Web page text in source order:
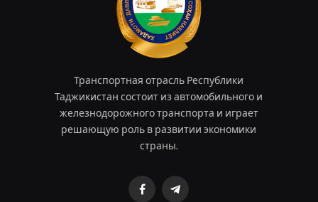
Транспортная отрасль Республики
Таджикистан состоит из автомобильного и
железнодорожного транспорта и играет
решающую роль в развитии экономики
страны.
FacebookTelegram